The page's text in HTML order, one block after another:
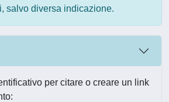
salvo diversa indicazione.
per citare o creare un link